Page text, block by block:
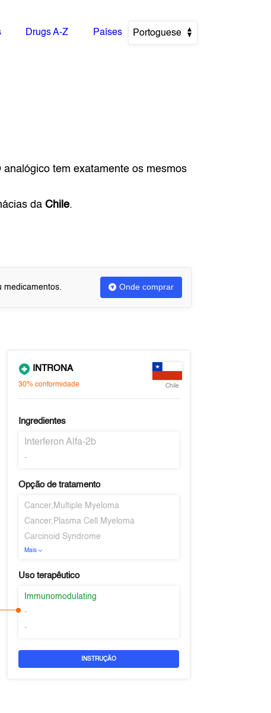
Drugs A-Z Países Portoguese
analógico tem exatamente os mesmos
daChile.
medicamentos. Onde comprar
INTRONA
30% conformidade Chile
Ingredientes
Interferon Alfa-2b
-
Opção de tratamento
Cancer,Multiple Myeloma
Cancer,Plasma Cell Myeloma
Carcinoid Syndrome
Mais
Uso terapêutico
Immunomodulating
-
-
INSTRUÇÃO